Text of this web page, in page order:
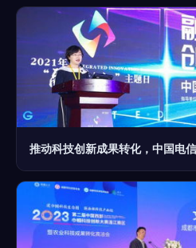
推动科技创新成果转化，中国电